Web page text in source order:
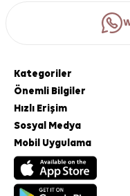
Kategoriler
Önemli Bilgiler
Hızlı Erişim
Sosyal Medya
Mobil Uygulama